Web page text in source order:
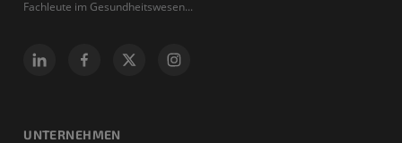
Fachleute im Gesundheitswesen...
UNTERNEHMEN